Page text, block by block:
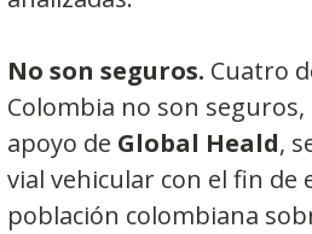
No son seguros. Cuatro
Colombia no son
apoyo de Global Heald,
vial vehicular con el fin
población colombiana